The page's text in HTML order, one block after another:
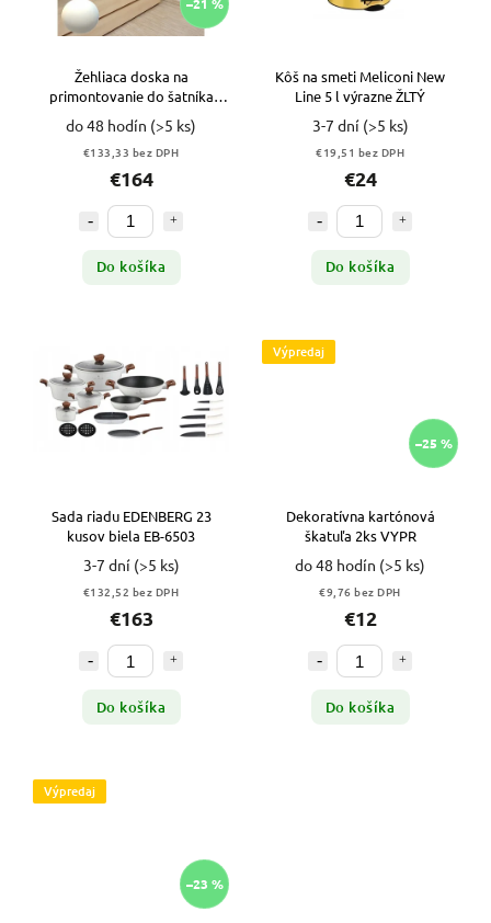
Žehliaca doska na
primontovanie do šatníka
biela 108x33cm VYPR
do 48 hodín (>5 ks)
€133,33 bez DPH
€164
Do košíka
Kôš na smeti Meliconi New
Line 5 l výrazne ŽLTÝ
3-7 dní (>5 ks)
€19,51 bez DPH
€24
Do košíka
Sada riadu EDENBERG 23
kusov biela EB-6503
3-7 dní (>5 ks)
€132,52 bez DPH
€163
Do košíka
Výpredaj
–25 %
Dekoratívna kartónová
škatuľa 2ks VYPR
do 48 hodín (>5 ks)
€9,76 bez DPH
€12
Do košíka
Výpredaj
–23 %